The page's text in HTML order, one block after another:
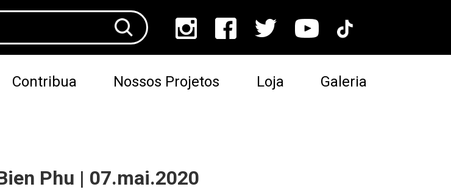
Contribua Nossos Projetos Loja Galeria
Phu | 07.mai.2020